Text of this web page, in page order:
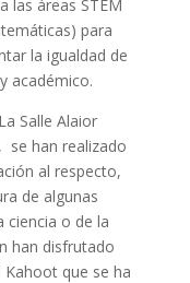
las áreas STEM
para
la igualdad de
académico.
Salle Alaior
se han realizado
al respecto,
de algunas
ciencia o de la
han disfrutado
que se ha